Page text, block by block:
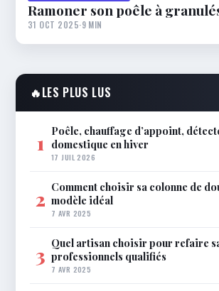
Ramoner son poêle à
31 OCT 2025·9 MIN
🔥LES PLUS LUS
1 Poêle, chauffage d’appoint,
domestique en hiver
17 JUIL 2026
2 Comment choisir sa colonne de
modèle idéal
7 AVR 2025
3 Quel artisan choisir pour refaire
professionnels qualifiés
7 AVR 2025